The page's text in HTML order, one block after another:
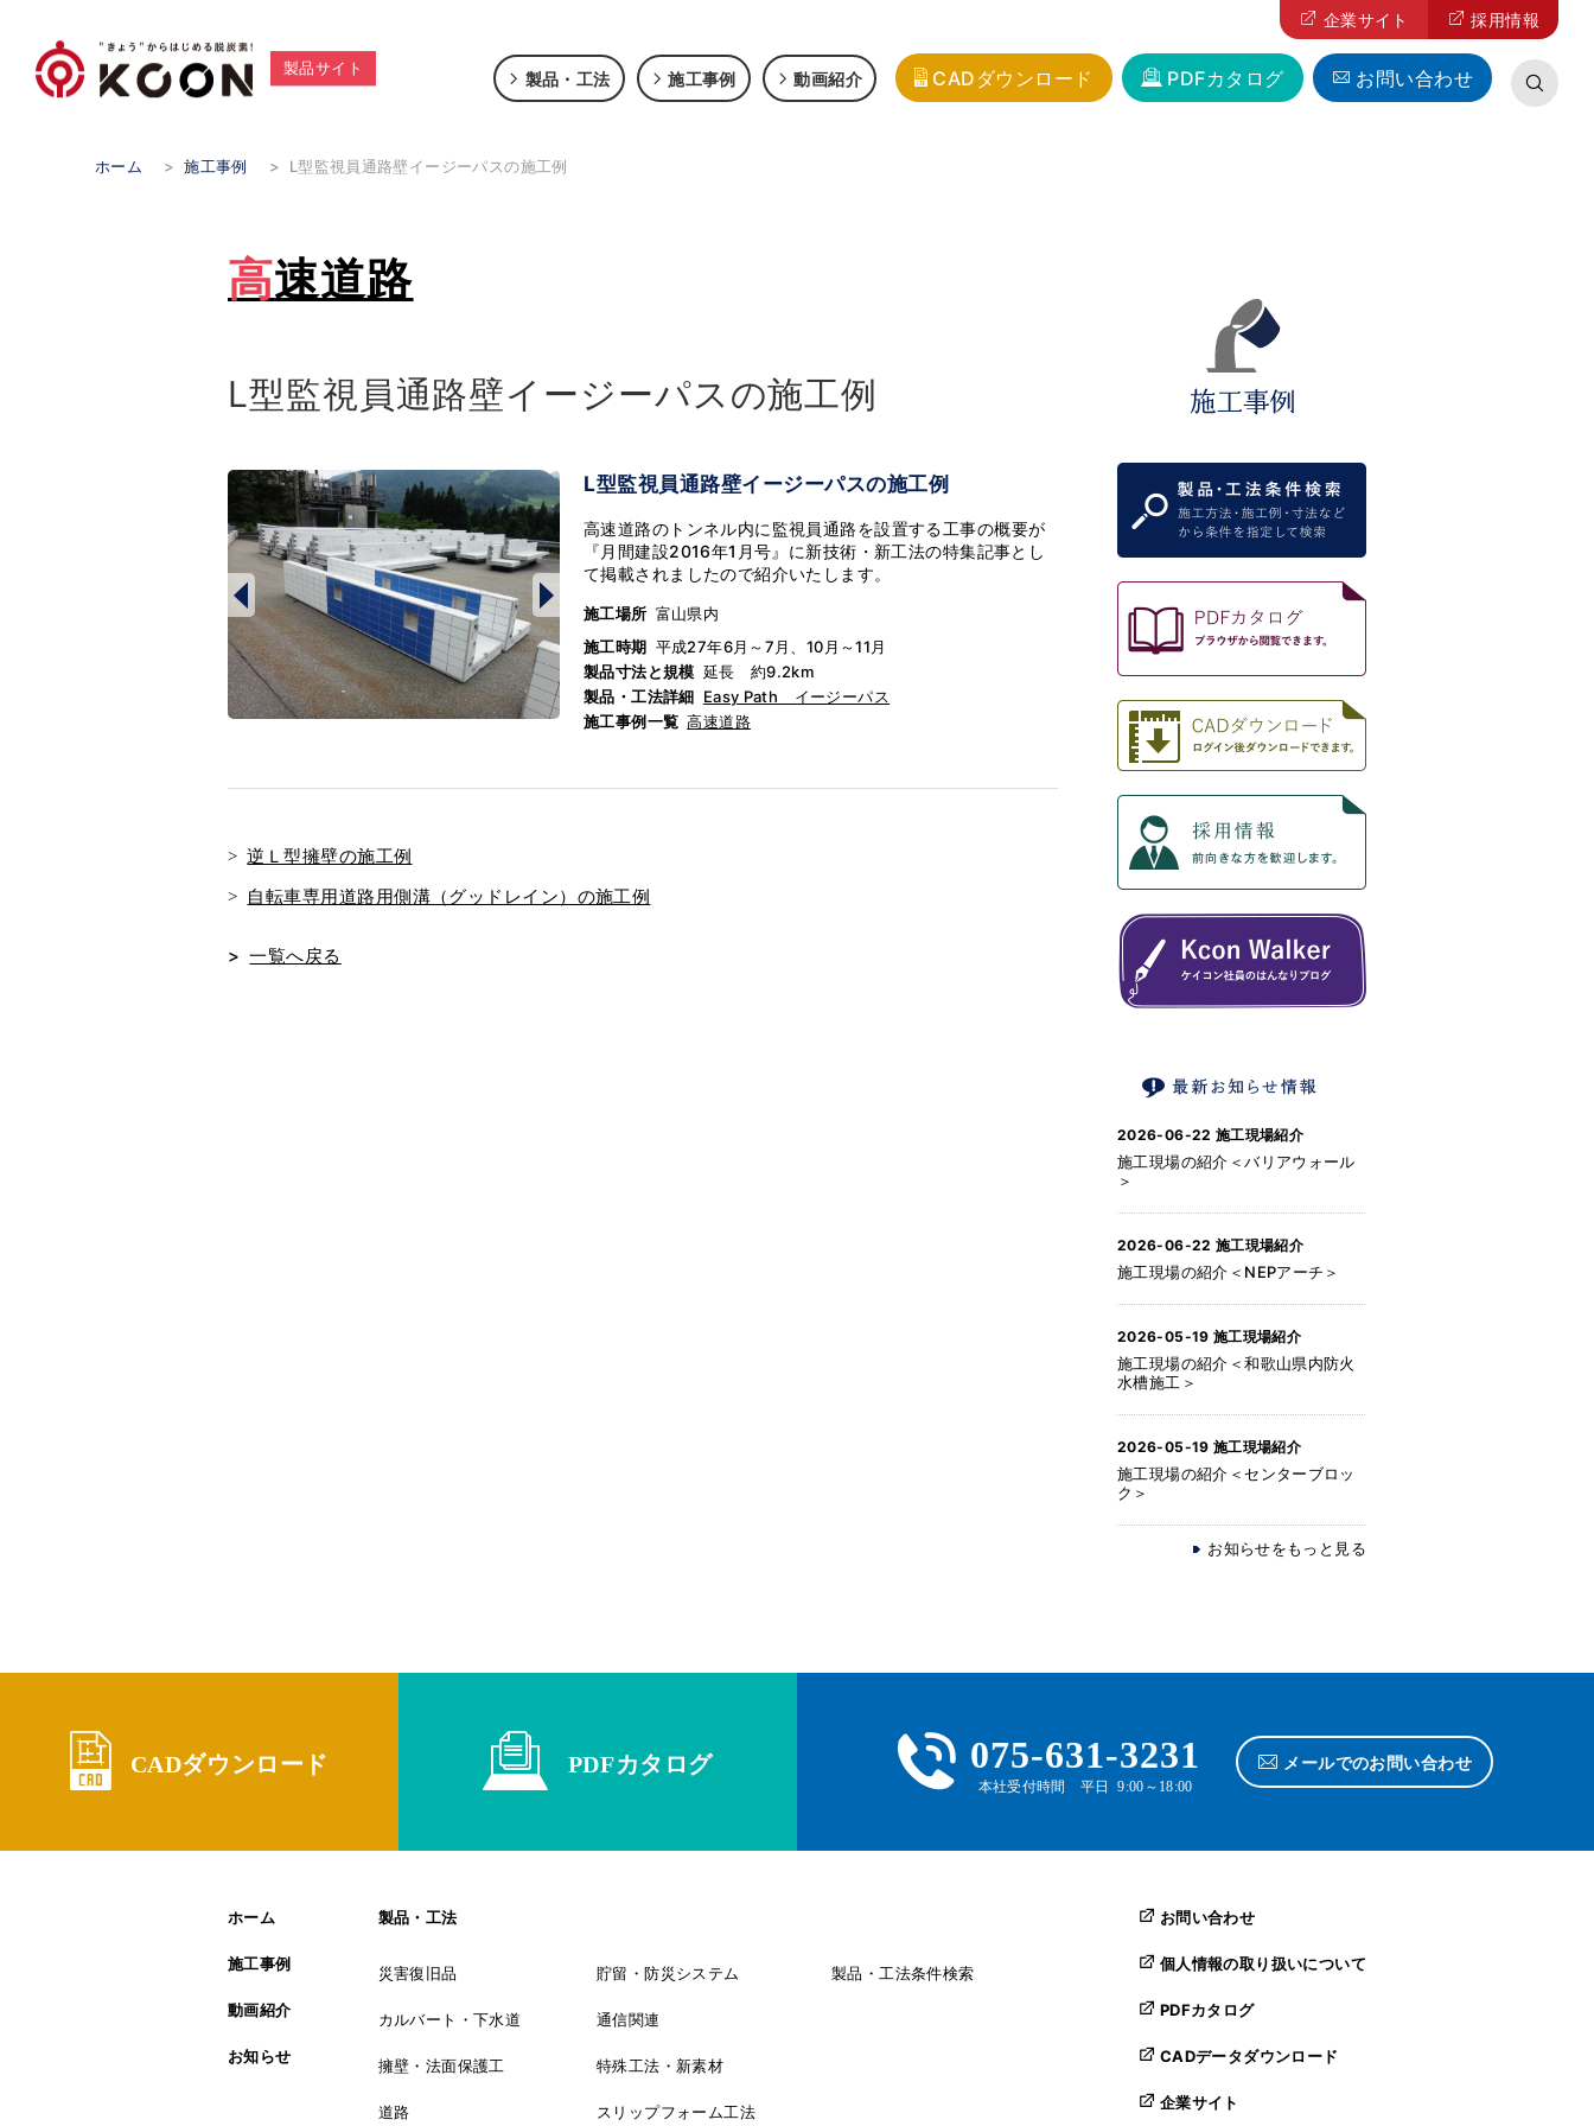
製品サイト 製品・工法 施工事例 動画紹介 CADダウンロード PDFカタログ お問い合わせ
企業サイト 採用情報
ホーム > 施工事例 > Ⅼ型監視員通路壁イージーパスの施工例
高速道路
Ⅼ型監視員通路壁イージーパスの施工例
Ⅼ型監視員通路壁イージーパスの施工例
高速道路のトンネル内に監視員通路を設置する工事の概要が
『月間建設2016年1月号』に新技術・新工法の特集記事とし
て掲載されましたので紹介いたします。
施工場所 富山県内
施工時期 平成27年6月～7月、10月～11月
製品寸法と規模 延長 約9.2km
製品・工法詳細 Easy Path イージーパス
施工事例一覧 高速道路
逆Ｌ型擁壁の施工例
自転車専用道路用側溝（グッドレイン）の施工例
一覧へ戻る
2026-06-22 施工現場紹介
施工現場の紹介＜バリアウォール
＞
2026-06-22 施工現場紹介
施工現場の紹介＜NEPアーチ＞
2026-05-19 施工現場紹介
施工現場の紹介＜和歌山県内防火
水槽施工＞
2026-05-19 施工現場紹介
施工現場の紹介＜センターブロッ
ク＞
お知らせをもっと見る
CADダウンロード PDFカタログ 075-631-3231
本社受付時間 平日 9:00～18:00
メールでのお問い合わせ
ホーム
施工事例
動画紹介
お知らせ
製品・工法
災害復旧品
カルバート・下水道
擁壁・法面保護工
道路
貯留・防災システム
通信関連
特殊工法・新素材
スリップフォーム工法
製品・工法条件検索
お問い合わせ
個人情報の取り扱いについて
PDFカタログ
CADデータダウンロード
企業サイト